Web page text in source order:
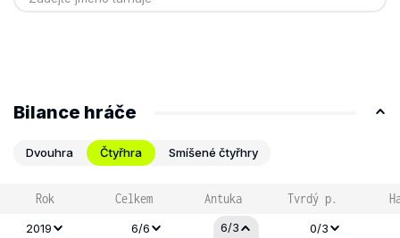
Bilance hráče
Dvouhra Čtyřhra Smíšené čtyřhry
Rok Celkem Antuka Tvrdý p.
2019 6/6 6/3 0/3